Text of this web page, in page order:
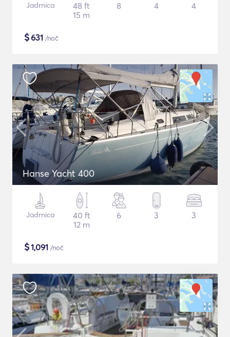
Jadrnica
48 ft
15 m
8 4 4
$631 /noč
Hanse Yacht 400
Jadrnica
40 ft
12 m
6 3 3
$1,091 /noč